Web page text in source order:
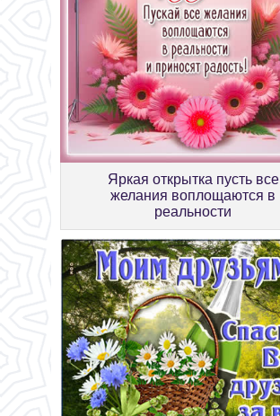
Яркая открытка пусть все
желания воплощаются в
реальности